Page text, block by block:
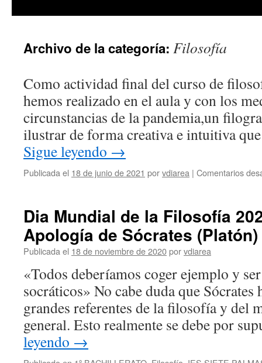
Archivo de la categoría: Filosofía
Como actividad final del curso de
hemos realizado en el aula y con los
circunstancias de la pandemia,un
ilustrar de forma creativa e intuitiva
Sigue leyendo →
Publicada el 18 de junio de 2021 porvdiarea | Comentarios
Dia Mundial de la Filosofía
Apología de Sócrates (Platón)
Publicada el 18 de noviembre de 2020porvdiarea
«Todos deberíamos coger ejemplo y
socráticos» No cabe duda que Sócrates
grandes referentes de la filosofía y del
general. Esto realmente se debe por
leyendo →